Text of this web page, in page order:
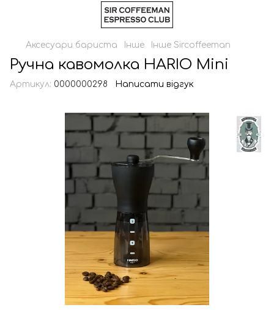
Аксесуари бариста Інше Інше Sircoffeeman
Ручна кавомолка HARIO Mini
Артикул: 0000000298 Написати відгук